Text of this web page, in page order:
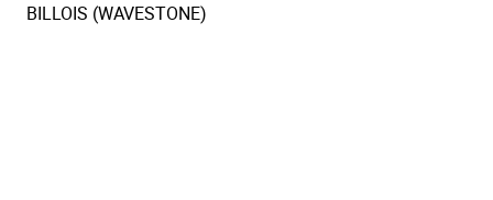
BILLOIS (WAVESTONE)